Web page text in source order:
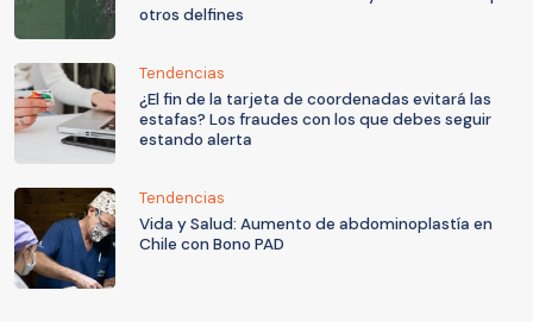
otros delfines
Tendencias
¿El fin de la tarjeta de coordenadas evitará las
estafas? Los fraudes con los que debes seguir
estando alerta
Tendencias
Vida y Salud: Aumento de abdominoplastía en
Chile con Bono PAD